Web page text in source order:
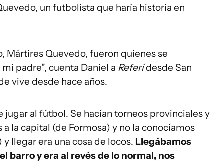
un futbolista que haría historia en
Mártires Quevedo, fueron quienes se
padre”, cuenta Daniel a Referídesde San
vive desde hace años.
jugar al fútbol. Se hacían torneos provinciales y
la capital (de Formosa) y no la conocíamos
llegar era una cosa de locos. Llegábamos
barro y era al revés de lo normal, nos